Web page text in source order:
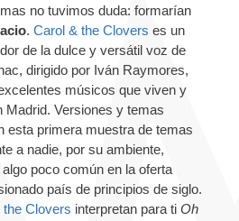
no tuvimos duda: formarían
. Carol & the Clovers es un
de la dulce y versátil voz de
dirigido por Iván Raymores,
músicos que viven y
Madrid. Versiones y temas
esta primera muestra de temas
a nadie, por su ambiente,
poco común en la oferta
país de principios de siglo.
the Clovers interpretan para ti Oh